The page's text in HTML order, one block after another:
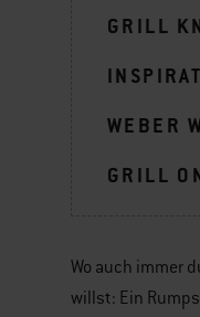
GRILL
WEBER
GRILL
Wo auch immer
willst: Ein